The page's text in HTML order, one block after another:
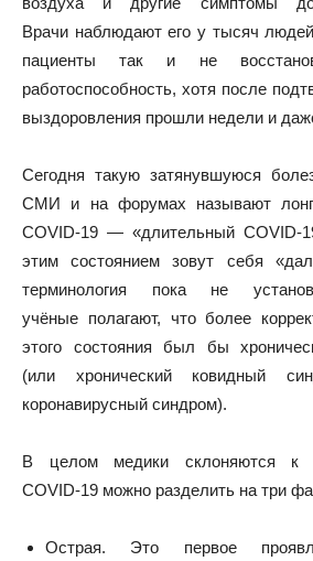
Врачи наблюдаютего у тысяч
пациенты так и не
работоспособность, хотя после
выздоровления прошли недели и
Сегодня такую затянувшуюся
СМИ и на форумах называют
COVID‑19 — «длительный
этим состоянием зовут себя
терминология пока не
учёные полагают, что более
этого состояния был бы
(или хронический ковидный
коронавирусный синдром).
В целом медики склоняются к
COVID‑19 можно разделить на три
Острая. Это первое